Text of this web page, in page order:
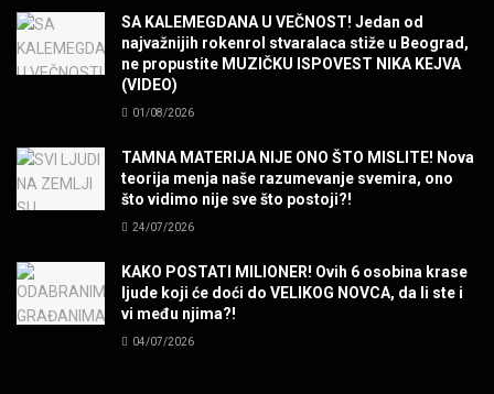
SENIDAHHH!
MUZIKA
Miss You! Charlie Watts
MUZIKA
MUZIKA
MAD MAD DRUMMER!
SA KALEMEGDANA U VEČNOST! Jedan od
najvažnijih rokenrol stvaralaca stiže u Beograd,
ne propustite MUZIČKU ISPOVEST NIKA KEJVA
(VIDEO)
01/08/2026
TAMNA MATERIJA NIJE ONO ŠTO MISLITE! Nova
teorija menja naše razumevanje svemira, ono
što vidimo nije sve što postoji?!
24/07/2026
KAKO POSTATI MILIONER! Ovih 6 osobina krase
ljude koji će doći do VELIKOG NOVCA, da li ste i
vi među njima?!
04/07/2026